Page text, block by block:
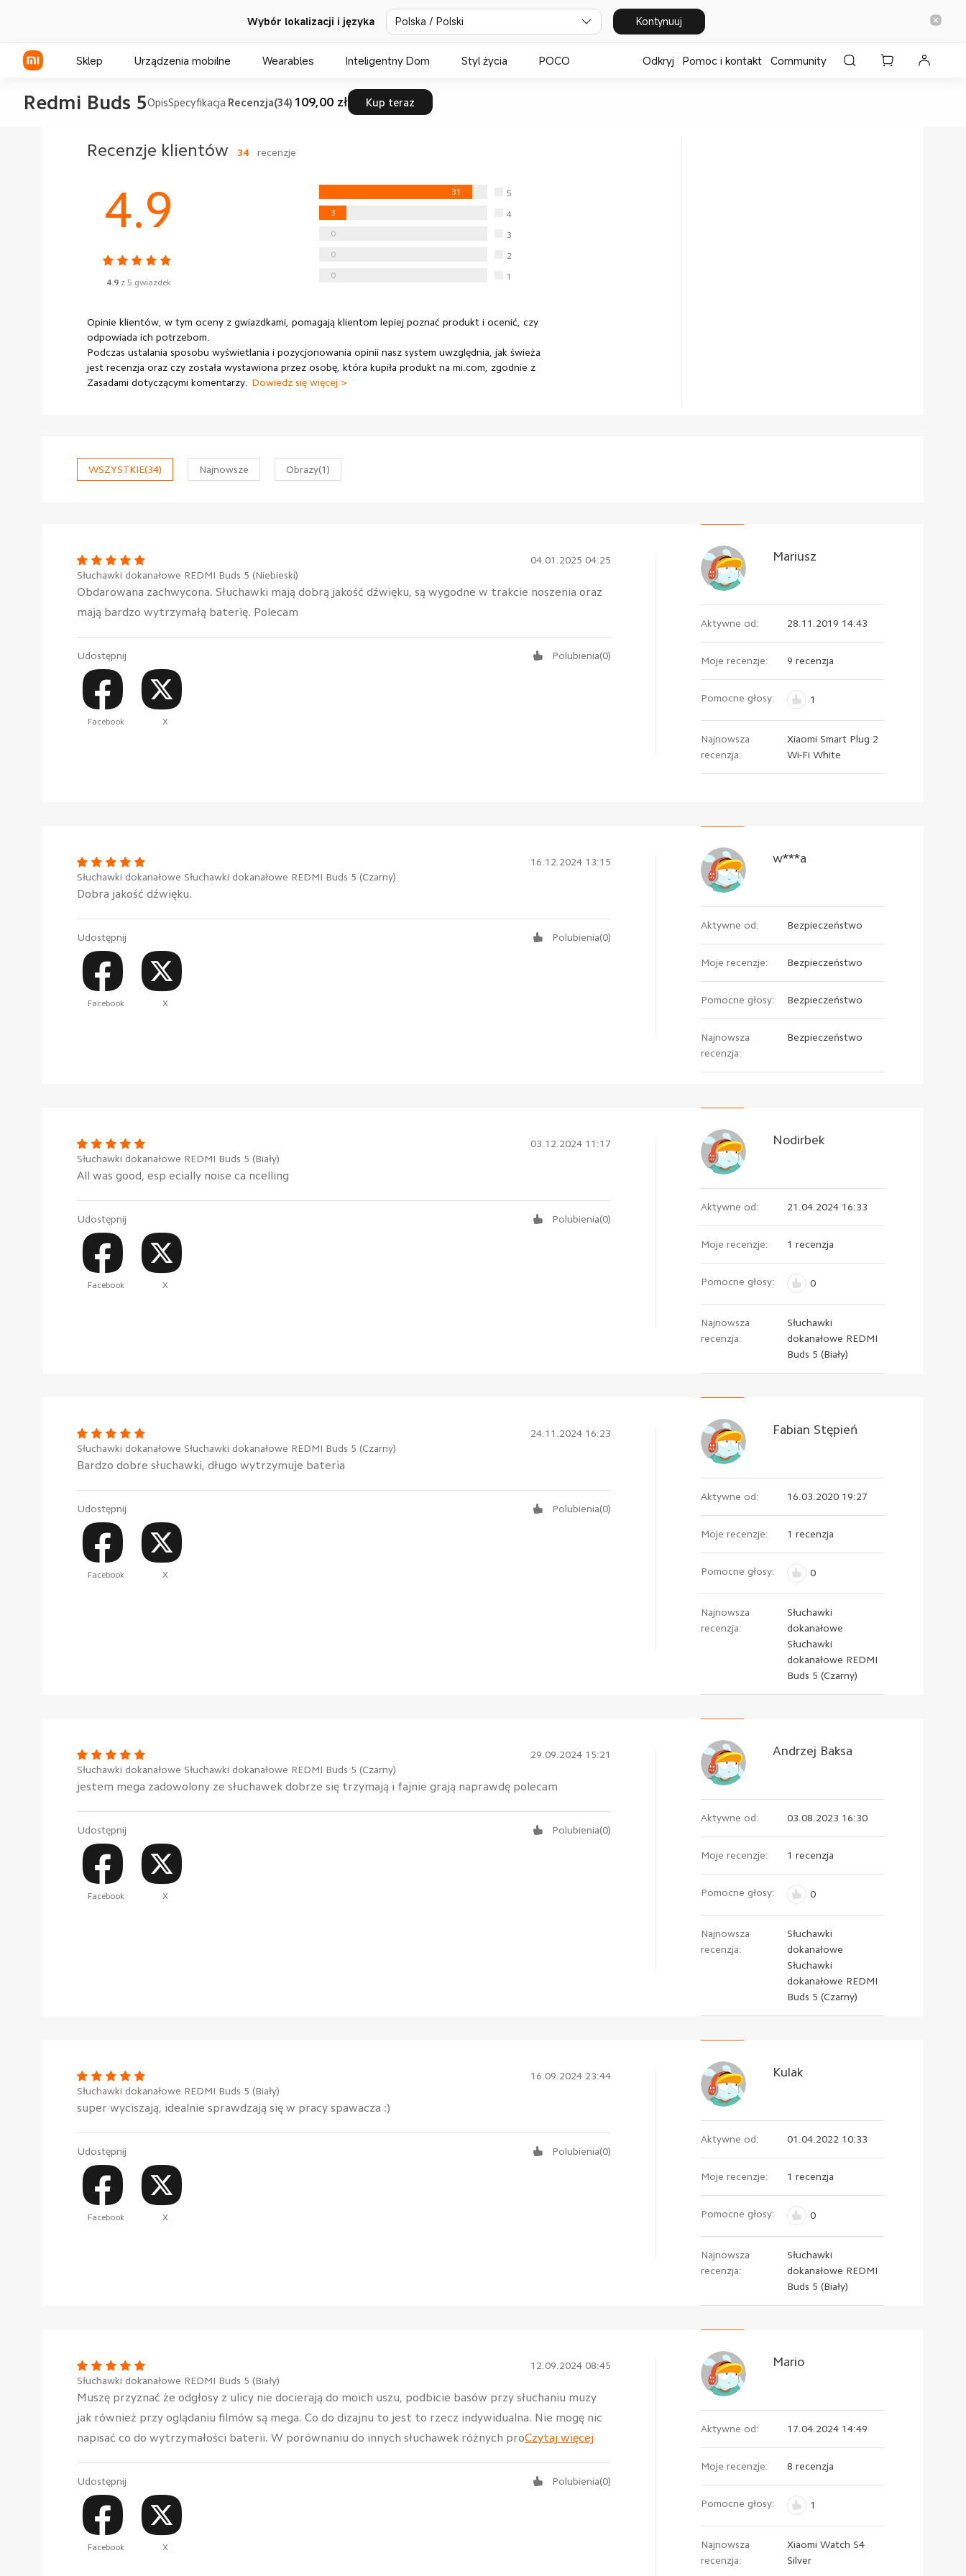
Wybór lokalizacji i języka Polska / Polski Kontynuuj
Sklep Urządzenia mobilne Wearables Inteligentny Dom Styl życia POCO Odkryj Pomoc i kontakt Community
Redmi Buds 5OpisSpecyfikacja Recenzja(34) 109,00 zł Kup teraz
Recenzje klientów 34 recenzje
4.9
4.9 z 5 gwiazdek
31
5
3
4
0
3
0
2
0
1
Opinie klientów, w tym oceny z gwiazdkami, pomagają klientom lepiej poznać produkt i ocenić, czy
odpowiada ich potrzebom.
Podczas ustalania sposobu wyświetlania i pozycjonowania opinii nasz system uwzględnia, jak świeża
jest recenzja oraz czy została wystawiona przez osobę, która kupiła produkt na mi.com, zgodnie z
Zasadami dotyczącymi komentarzy.
Dowiedz się więcej >
WSZYSTKIE(34) Najnowsze Obrazy(1)
04.01.2025 04:25
Słuchawki dokanałowe REDMI Buds 5 (Niebieski)
Obdarowana zachwycona. Słuchawki mają dobrą jakość dźwięku, są wygodne w trakcie noszenia oraz
mają bardzo wytrzymałą baterię. Polecam
Udostępnij
Facebook X
Polubienia(0)
Mariusz
Aktywne od: 28.11.2019 14:43
Moje recenzje: 9 recenzja
Pomocne głosy: 1
Najnowsza
recenzja:
Xiaomi Smart Plug 2
Wi-Fi White
16.12.2024 13:15
Słuchawki dokanałowe Słuchawki dokanałowe REDMI Buds 5 (Czarny)
Dobra jakość dźwięku.
Udostępnij
Facebook X
Polubienia(0)
w***a
Aktywne od: Bezpieczeństwo
Moje recenzje: Bezpieczeństwo
Pomocne głosy: Bezpieczeństwo
Najnowsza
recenzja:
Bezpieczeństwo
03.12.2024 11:17
Słuchawki dokanałowe REDMI Buds 5 (Biały)
All was good, esp ecially noise ca ncelling
Udostępnij
Facebook X
Polubienia(0)
Nodirbek
Aktywne od: 21.04.2024 16:33
Moje recenzje: 1 recenzja
Pomocne głosy: 0
Najnowsza
recenzja:
Słuchawki
dokanałowe REDMI
Buds 5 (Biały)
24.11.2024 16:23
Słuchawki dokanałowe Słuchawki dokanałowe REDMI Buds 5 (Czarny)
Bardzo dobre słuchawki, długo wytrzymuje bateria
Udostępnij
Facebook X
Polubienia(0)
Fabian Stępień
Aktywne od: 16.03.2020 19:27
Moje recenzje: 1 recenzja
Pomocne głosy: 0
Najnowsza
recenzja:
Słuchawki
dokanałowe
Słuchawki
dokanałowe REDMI
Buds 5 (Czarny)
29.09.2024 15:21
Słuchawki dokanałowe Słuchawki dokanałowe REDMI Buds 5 (Czarny)
jestem mega zadowolony ze słuchawek dobrze się trzymają i fajnie grają naprawdę polecam
Udostępnij
Facebook X
Polubienia(0)
Andrzej Baksa
Aktywne od: 03.08.2023 16:30
Moje recenzje: 1 recenzja
Pomocne głosy: 0
Najnowsza
recenzja:
Słuchawki
dokanałowe
Słuchawki
dokanałowe REDMI
Buds 5 (Czarny)
16.09.2024 23:44
Słuchawki dokanałowe REDMI Buds 5 (Biały)
super wyciszają, idealnie sprawdzają się w pracy spawacza :)
Udostępnij
Facebook X
Polubienia(0)
Kulak
Aktywne od: 01.04.2022 10:33
Moje recenzje: 1 recenzja
Pomocne głosy: 0
Najnowsza
recenzja:
Słuchawki
dokanałowe REDMI
Buds 5 (Biały)
12.09.2024 08:45
Słuchawki dokanałowe REDMI Buds 5 (Biały)
Muszę przyznać że odgłosy z ulicy nie docierają do moich uszu, podbicie basów przy słuchaniu muzy
jak również przy oglądaniu filmów są mega. Co do dizajnu to jest to rzecz indywidualna. Nie mogę nic
napisać co do wytrzymałości baterii. W porównaniu do innych słuchawek różnych proCzytaj więcej
Udostępnij
Facebook X
Polubienia(0)
Mario
Aktywne od: 17.04.2024 14:49
Moje recenzje: 8 recenzja
Pomocne głosy: 1
Najnowsza
recenzja:
Xiaomi Watch S4
Silver